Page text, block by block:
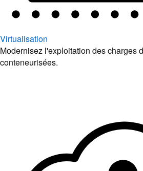
Virtualisation
Modernisez l'exploitation des charges
conteneurisées.